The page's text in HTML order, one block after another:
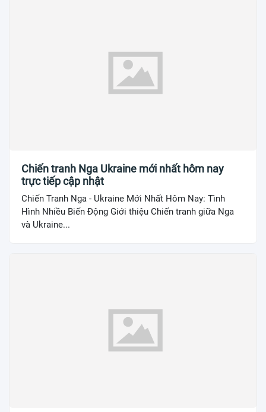
Chiến tranh Nga Ukraine mới nhất hôm nay
trực tiếp cập nhật
Chiến Tranh Nga - Ukraine Mới Nhất Hôm Nay: Tình
Hình Nhiều Biến Động Giới thiệu Chiến tranh giữa Nga
và Ukraine...